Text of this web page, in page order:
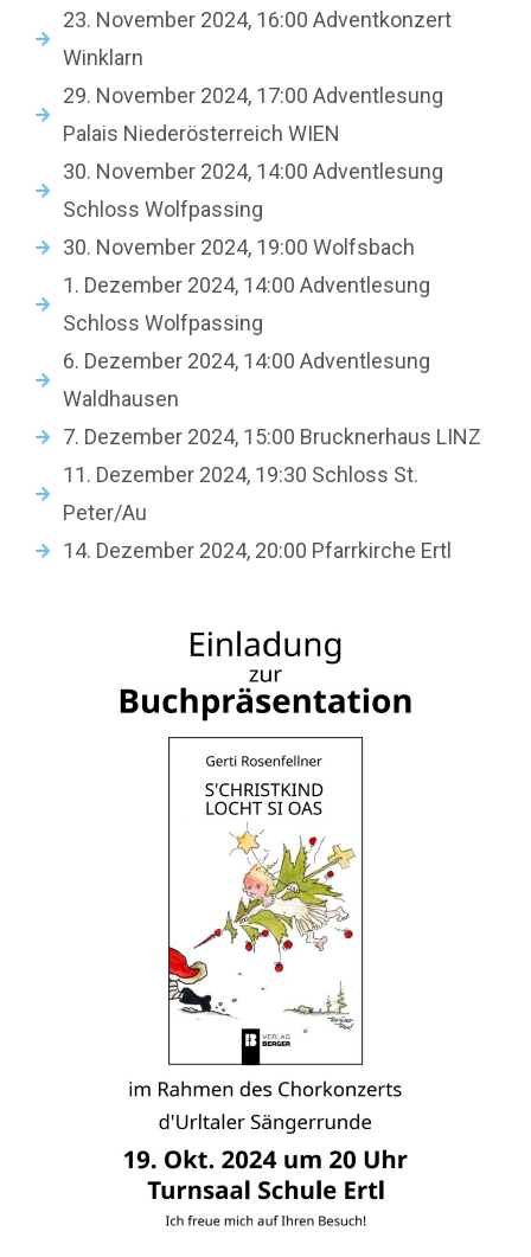
23. November 2024, 16:00 Adventkonzert
Winklarn
29. November 2024, 17:00 Adventlesung
Palais Niederösterreich WIEN
30. November 2024, 14:00 Adventlesung
Schloss Wolfpassing
30. November 2024, 19:00 Wolfsbach
1. Dezember 2024, 14:00 Adventlesung
Schloss Wolfpassing
6. Dezember 2024, 14:00 Adventlesung
Waldhausen
7. Dezember 2024, 15:00 Brucknerhaus LINZ
11. Dezember 2024, 19:30 Schloss St.
Peter/Au
14. Dezember 2024, 20:00 Pfarrkirche Ertl